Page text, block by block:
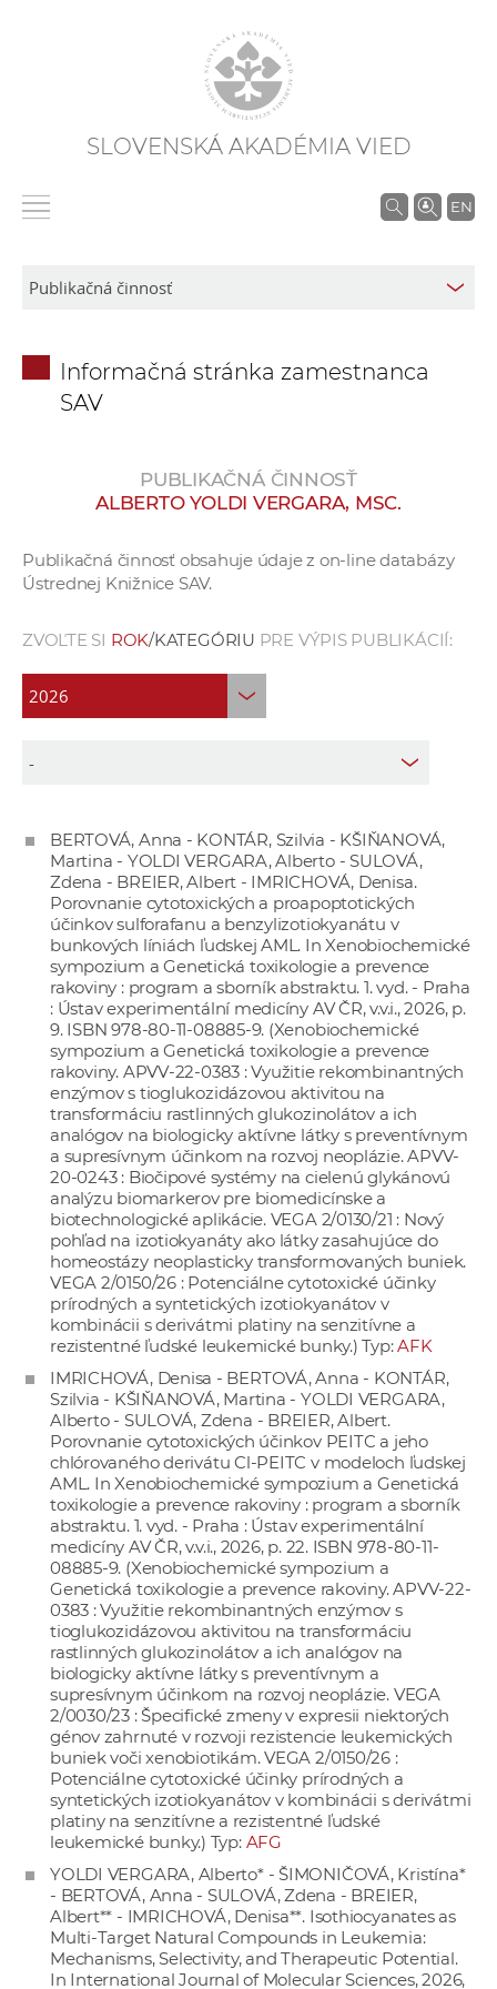
SLOVENSKÁ AKADÉMIA VIED
EN
V
á
p
c
í
a
c
h
p
a
c
o
n
í
k
h
S
V
Informačná stránka zamestnanca
SAV
PUBLIKAČNÁ ČINNOSŤ
ALBERTO YOLDI VERGARA, MSC.
Publikačná činnosť obsahuje údaje z on-line databázy
Ústrednej Knižnice SAV.
ZVOĽTE SI ROK/KATEGÓRIU PRE VÝPIS PUBLIKÁCIÍ:
BERTOVÁ, Anna - KONTÁR, Szilvia - KŠIŇANOVÁ,
Martina - YOLDI VERGARA, Alberto - SULOVÁ,
Zdena - BREIER, Albert - IMRICHOVÁ, Denisa.
Porovnanie cytotoxických a proapoptotických
účinkov sulforafanu a benzylizotiokyanátu v
bunkových líniách ľudskej AML. In Xenobiochemické
sympozium a Genetická toxikologie a prevence
rakoviny : program a sborník abstraktu. 1. vyd. - Praha
: Ústav experimentální medicíny AV ČR, v.v.i., 2026, p.
9. ISBN 978-80-11-08885-9. (Xenobiochemické
sympozium a Genetická toxikologie a prevence
rakoviny. APVV-22-0383 : Využitie rekombinantných
enzýmov s tioglukozidázovou aktivitou na
transformáciu rastlinných glukozinolátov a ich
analógov na biologicky aktívne látky s preventívnym
a supresívnym účinkom na rozvoj neoplázie. APVV-
20-0243 : Biočipové systémy na cielenú glykánovú
analýzu biomarkerov pre biomedicínske a
biotechnologické aplikácie. VEGA 2/0130/21 : Nový
pohľad na izotiokyanáty ako látky zasahujúce do
homeostázy neoplasticky transformovaných buniek.
VEGA 2/0150/26 : Potenciálne cytotoxické účinky
prírodných a syntetických izotiokyanátov v
kombinácii s derivátmi platiny na senzitívne a
rezistentné ľudské leukemické bunky.) Typ:AFK
IMRICHOVÁ, Denisa - BERTOVÁ, Anna - KONTÁR,
Szilvia - KŠIŇANOVÁ, Martina - YOLDI VERGARA,
Alberto - SULOVÁ, Zdena - BREIER, Albert.
Porovnanie cytotoxických účinkov PEITC a jeho
chlórovaného derivátu Cl-PEITC v modeloch ľudskej
AML. In Xenobiochemické sympozium a Genetická
toxikologie a prevence rakoviny : program a sborník
abstraktu. 1. vyd. - Praha : Ústav experimentální
medicíny AV ČR, v.v.i., 2026, p. 22. ISBN 978-80-11-
08885-9. (Xenobiochemické sympozium a
Genetická toxikologie a prevence rakoviny. APVV-22-
0383 : Využitie rekombinantných enzýmov s
tioglukozidázovou aktivitou na transformáciu
rastlinných glukozinolátov a ich analógov na
biologicky aktívne látky s preventívnym a
supresívnym účinkom na rozvoj neoplázie. VEGA
2/0030/23 : Špecifické zmeny v expresii niektorých
génov zahrnuté v rozvoji rezistencie leukemických
buniek voči xenobiotikám. VEGA 2/0150/26 :
Potenciálne cytotoxické účinky prírodných a
syntetických izotiokyanátov v kombinácii s derivátmi
platiny na senzitívne a rezistentné ľudské
leukemické bunky.) Typ: AFG
YOLDI VERGARA, Alberto* - ŠIMONIČOVÁ, Kristína*
- BERTOVÁ, Anna - SULOVÁ, Zdena - BREIER,
Albert** - IMRICHOVÁ, Denisa**. Isothiocyanates as
Multi-Target Natural Compounds in Leukemia:
Mechanisms, Selectivity, and Therapeutic Potential.
In International Journal of Molecular Sciences, 2026,